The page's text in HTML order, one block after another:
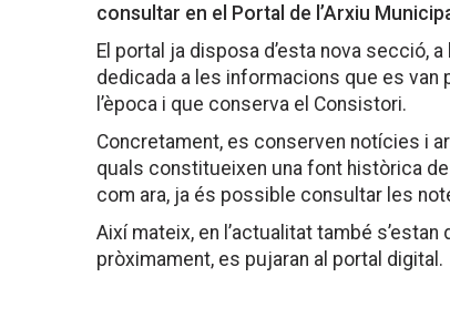
consultar en el Portal de l’Arxiu
El portal ja disposa d’esta nova secció,
dedicada a les informacions que es
l’època i que conserva el Consistori.
Concretament, es conserven notícies i
quals constitueixen una font històrica
com ara, ja és possible consultar les
Així mateix, en l’actualitat també
pròximament, es pujaran al portal digital.